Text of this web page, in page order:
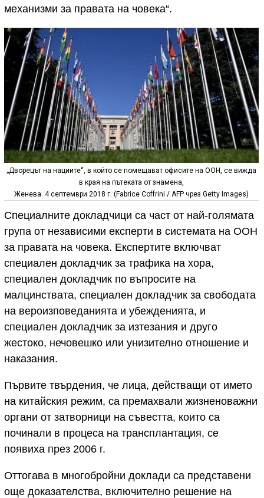
механизми за правата на човека“.
„Дворецът на нациите“, в който се помещават офисите на ООН, се вижда
в края на пътеката от знамена,
Женева. 4 септември 2018 г. (Fabrice Coffrini / AFP чрез Getty Images)
Специалните докладчици са част от най-голямата
група от независими експерти в системата на ООН
за правата на човека. Експертите включват
специален докладчик за трафика на хора,
специален докладчик по въпросите на
малцинствата, специален докладчик за свободата
на вероизповеданията и убежденията, и
специален докладчик за изтезания и друго
жестоко, нечовешко или унизително отношение и
наказания.
Първите твърдения, че лица, действащи от името
на китайския режим, са премахвали жизненоважни
органи от затворници на съвестта, които са
починали в процеса на трансплантация, се
появиха през 2006 г.
Оттогава в многобройни доклади са представени
още доказателства, включително решение на